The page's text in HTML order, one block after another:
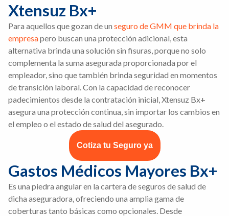
Xtensuz Bx+
Para aquellos que gozan de un seguro de GMM que brinda la
empresapero buscan una protección adicional, esta
alternativa brinda una solución sin fisuras, porque no solo
complementa la suma asegurada proporcionada por el
empleador, sino que también brinda seguridad en momentos
de transición laboral. Con la capacidad de reconocer
padecimientos desde la contratación inicial, Xtensuz Bx+
asegura una protección continua, sin importar los cambios en
el empleo o el estado de salud del asegurado.
Cotiza tu Seguro ya
Gastos Médicos Mayores Bx+
Es una piedra angular en la cartera de seguros de salud de
dicha aseguradora, ofreciendo una amplia gama de
coberturas tanto básicas como opcionales. Desde